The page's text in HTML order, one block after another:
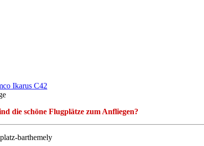
die schöne Flugplätze zum Anfliegen?